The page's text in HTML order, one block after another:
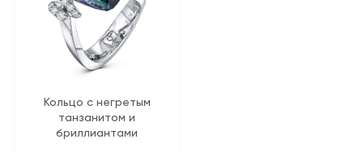
Кольцо с негретым
танзанитом и
бриллиантами